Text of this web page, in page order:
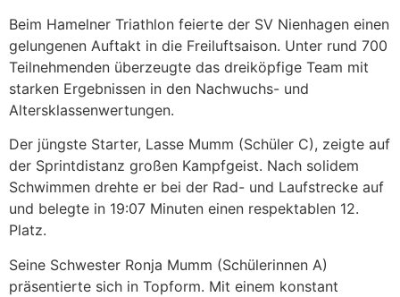
Beim Hamelner Triathlon feierte der SV Nienhagen einen
gelungenen Auftakt in die Freiluftsaison. Unter rund 700
Teilnehmenden überzeugte das dreiköpfige Team mit
starken Ergebnissen in den Nachwuchs- und
Altersklassenwertungen.
Der jüngste Starter, Lasse Mumm (Schüler C), zeigte auf
der Sprintdistanz großen Kampfgeist. Nach solidem
Schwimmen drehte er bei der Rad- und Laufstrecke auf
und belegte in 19:07 Minuten einen respektablen 12.
Platz.
Seine Schwester Ronja Mumm (Schülerinnen A)
präsentierte sich in Topform. Mit einem konstant